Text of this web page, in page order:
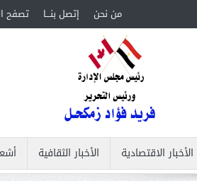
من نحن إتصل بنـــا تصفح
الأخبار الاقتصادية الأخبار الثقافية